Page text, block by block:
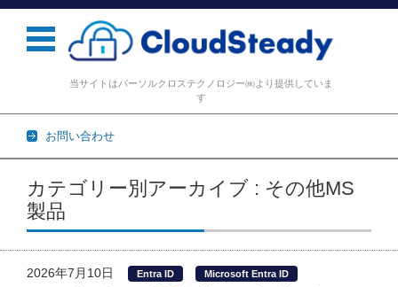
当サイトはパーソルクロステクノロジー㈱より提供していま
す
お問い合わせ
コンテンツに移動
カテゴリー別アーカイブ : その他MS
製品
2026年7月10日 Entra ID Microsoft Entra ID